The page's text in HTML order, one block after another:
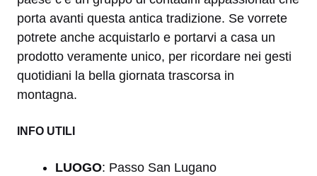
porta avanti questa antica tradizione. Se vorrete
potrete anche acquistarlo e portarvi a casa un
prodotto veramente unico, per ricordare nei gesti
quotidiani la bella giornata trascorsa in
montagna.
INFO UTILI
LUOGO: Passo San Lugano